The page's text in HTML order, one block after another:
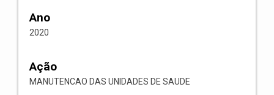
Ano
2020
Ação
MANUTENCAO DAS UNIDADES DE SAUDE